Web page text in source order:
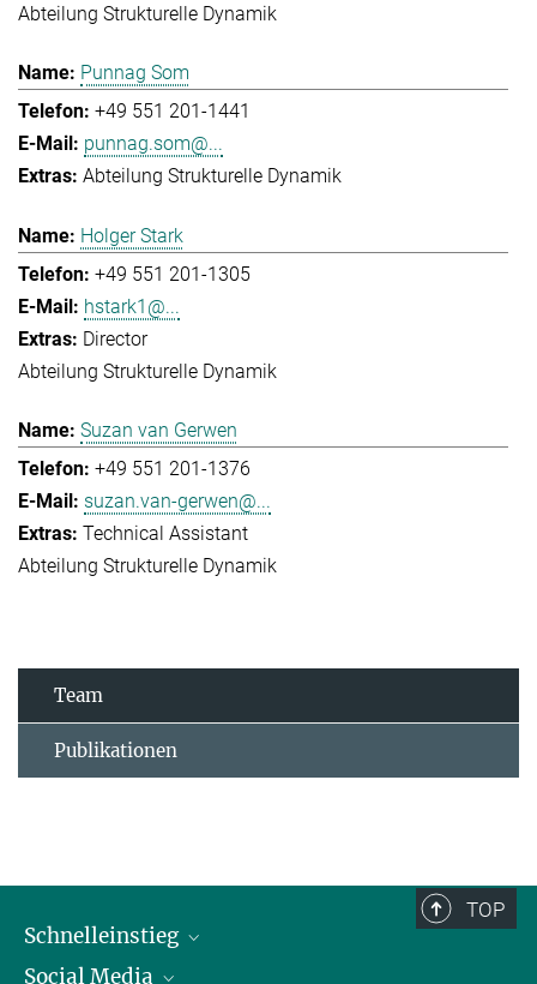
Abteilung Strukturelle Dynamik
Punnag Som
+49 551 201-1441
punnag.som@...
Abteilung Strukturelle Dynamik
Holger Stark
+49 551 201-1305
hstark1@...
Director
Abteilung Strukturelle Dynamik
Suzan van Gerwen
+49 551 201-1376
suzan.van-gerwen@...
Technical Assistant
Abteilung Strukturelle Dynamik
Team
Publikationen
TOP
Schnelleinstieg
Alumni
Social Media